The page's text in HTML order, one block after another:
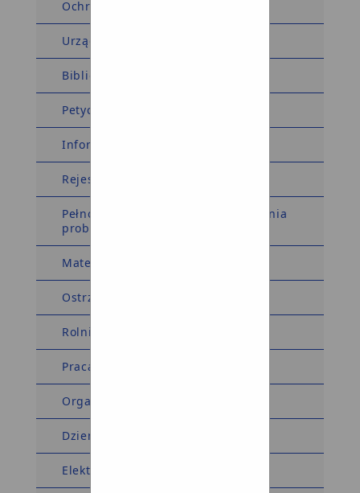
Ochrona środowiska
Urząd Stanu Cywilnego
Biblioteka
Petycje
Informacja dla sygnalistów
Rejestry i Ewidencje
Pełnomocnik Wójta ds. rozwiązywania
problemów alkoholowych
Materiały wyborcze
Ostrzeżenia meteorologiczne
Rolnictwo
Praca
Organizacje pozarządowe
Dziennik Ustaw Monitor Polski
Elektroniczna Skrzynka Podawcza